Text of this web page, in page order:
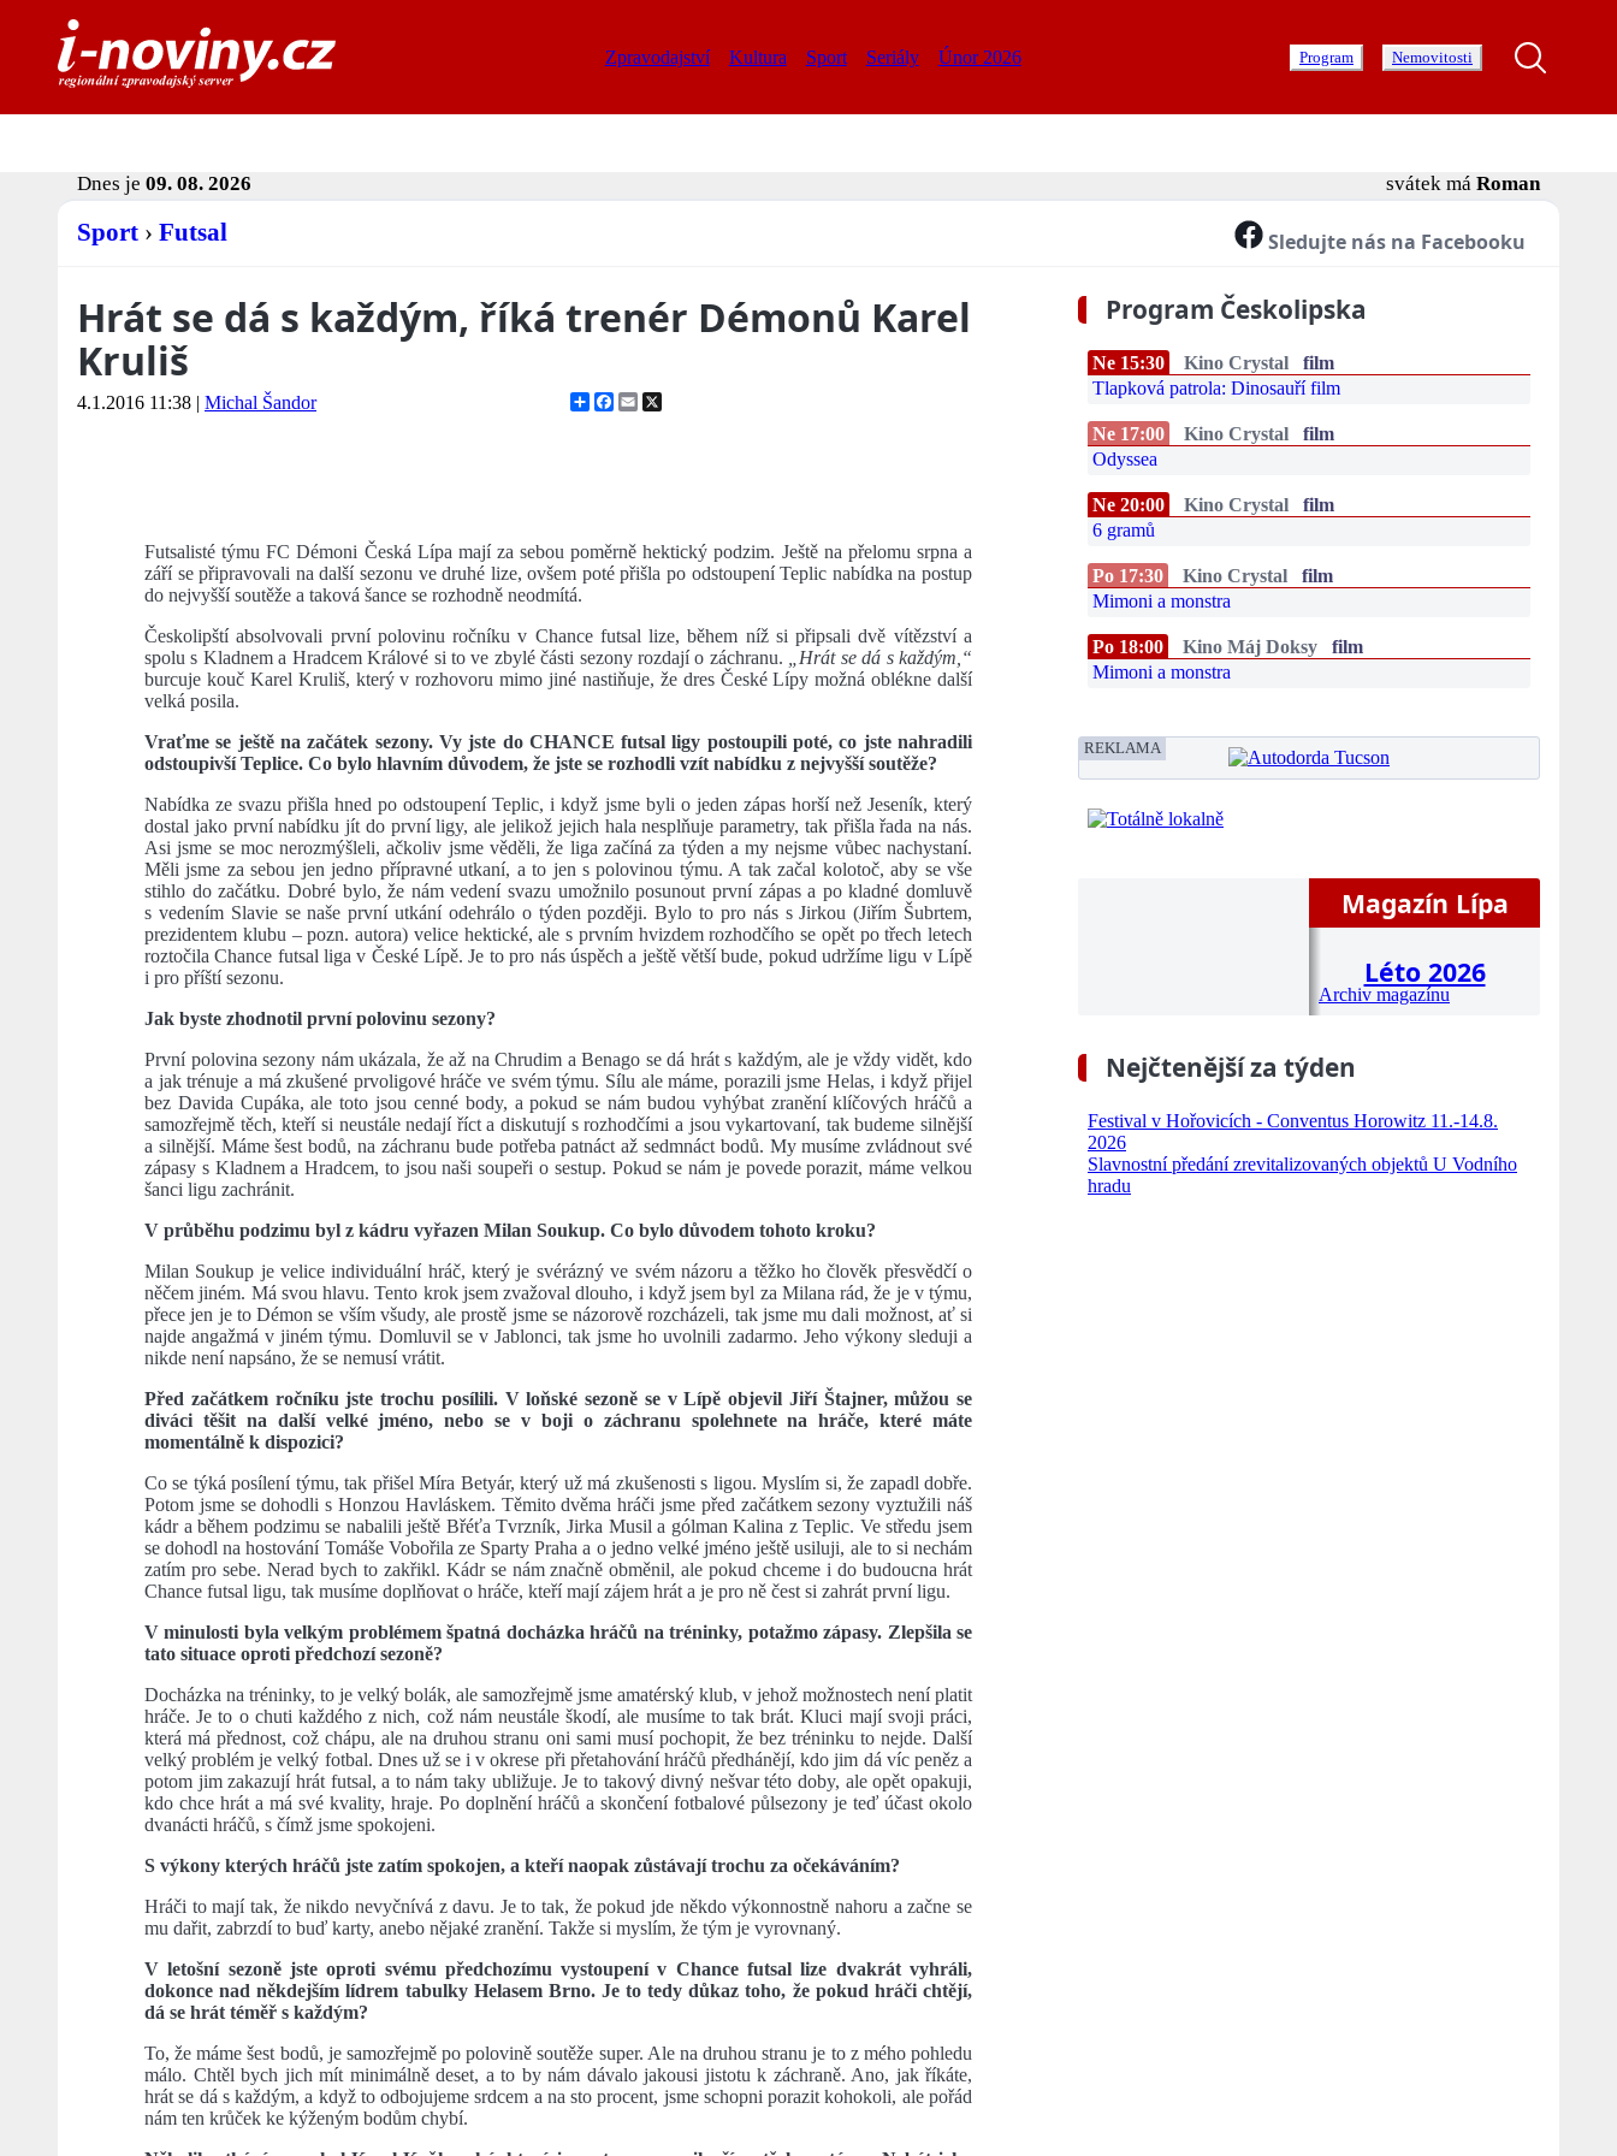
Zpravodajství Kultura Sport Seriály Únor 2026 Program Nemovitosti
Dnes je 09. 08. 2026 svátek má Roman
Sport › Futsal Sledujte nás na Facebooku
Hrát se dá s každým, říká trenér Démonů Karel
Kruliš
4.1.2016 11:38 | Michal Šandor ShareFacebook
Email
Futsalisté týmu FC Démoni Česká Lípa mají za sebou poměrně hektický podzim. Ještě na přelomu srpna a
září se připravovali na další sezonu ve druhé lize, ovšem poté přišla po odstoupení Teplic nabídka na postup
do nejvyšší soutěže a taková šance se rozhodně neodmítá.
Českolipští absolvovali první polovinu ročníku v Chance futsal lize, během níž si připsali dvě vítězství a
spolu s Kladnem a Hradcem Králové si to ve zbylé části sezony rozdají o záchranu. „Hrát se dá s každým,“
burcuje kouč Karel Kruliš, který v rozhovoru mimo jiné nastiňuje, že dres České Lípy možná oblékne další
velká posila.
Vraťme se ještě na začátek sezony. Vy jste do CHANCE futsal ligy postoupili poté, co jste nahradili
odstoupivší Teplice. Co bylo hlavním důvodem, že jste se rozhodli vzít nabídku z nejvyšší soutěže?
Nabídka ze svazu přišla hned po odstoupení Teplic, i když jsme byli o jeden zápas horší než Jeseník, který
dostal jako první nabídku jít do první ligy, ale jelikož jejich hala nesplňuje parametry, tak přišla řada na nás.
Asi jsme se moc nerozmýšleli, ačkoliv jsme věděli, že liga začíná za týden a my nejsme vůbec nachystaní.
Měli jsme za sebou jen jedno přípravné utkaní, a to jen s polovinou týmu. A tak začal kolotoč, aby se vše
stihlo do začátku. Dobré bylo, že nám vedení svazu umožnilo posunout první zápas a po kladné domluvě
s vedením Slavie se naše první utkání odehrálo o týden později. Bylo to pro nás s Jirkou (Jiřím Šubrtem,
prezidentem klubu – pozn. autora) velice hektické, ale s prvním hvizdem rozhodčího se opět po třech letech
roztočila Chance futsal liga v České Lípě. Je to pro nás úspěch a ještě větší bude, pokud udržíme ligu v Lípě
i pro příští sezonu.
Jak byste zhodnotil první polovinu sezony?
První polovina sezony nám ukázala, že až na Chrudim a Benago se dá hrát s každým, ale je vždy vidět, kdo
a jak trénuje a má zkušené prvoligové hráče ve svém týmu. Sílu ale máme, porazili jsme Helas, i když přijel
bez Davida Cupáka, ale toto jsou cenné body, a pokud se nám budou vyhýbat zranění klíčových hráčů a
samozřejmě těch, kteří si neustále nedají říct a diskutují s rozhodčími a jsou vykartovaní, tak budeme silnější
a silnější. Máme šest bodů, na záchranu bude potřeba patnáct až sedmnáct bodů. My musíme zvládnout své
zápasy s Kladnem a Hradcem, to jsou naši soupeři o sestup. Pokud se nám je povede porazit, máme velkou
šanci ligu zachránit.
V průběhu podzimu byl z kádru vyřazen Milan Soukup. Co bylo důvodem tohoto kroku?
Milan Soukup je velice individuální hráč, který je svérázný ve svém názoru a těžko ho člověk přesvědčí o
něčem jiném. Má svou hlavu. Tento krok jsem zvažoval dlouho, i když jsem byl za Milana rád, že je v týmu,
přece jen je to Démon se vším všudy, ale prostě jsme se názorově rozcházeli, tak jsme mu dali možnost, ať si
najde angažmá v jiném týmu. Domluvil se v Jablonci, tak jsme ho uvolnili zadarmo. Jeho výkony sleduji a
nikde není napsáno, že se nemusí vrátit.
Před začátkem ročníku jste trochu posílili. V loňské sezoně se v Lípě objevil Jiří Štajner, můžou se
diváci těšit na další velké jméno, nebo se v boji o záchranu spolehnete na hráče, které máte
momentálně k dispozici?
Co se týká posílení týmu, tak přišel Míra Betyár, který už má zkušenosti s ligou. Myslím si, že zapadl dobře.
Potom jsme se dohodli s Honzou Havláskem. Těmito dvěma hráči jsme před začátkem sezony vyztužili náš
kádr a během podzimu se nabalili ještě Břéťa Tvrzník, Jirka Musil a gólman Kalina z Teplic. Ve středu jsem
se dohodl na hostování Tomáše Vobořila ze Sparty Praha a o jedno velké jméno ještě usiluji, ale to si nechám
zatím pro sebe. Nerad bych to zakřikl. Kádr se nám značně obměnil, ale pokud chceme i do budoucna hrát
Chance futsal ligu, tak musíme doplňovat o hráče, kteří mají zájem hrát a je pro ně čest si zahrát první ligu.
V minulosti byla velkým problémem špatná docházka hráčů na tréninky, potažmo zápasy. Zlepšila se
tato situace oproti předchozí sezoně?
Docházka na tréninky, to je velký bolák, ale samozřejmě jsme amatérský klub, v jehož možnostech není platit
hráče. Je to o chuti každého z nich, což nám neustále škodí, ale musíme to tak brát. Kluci mají svoji práci,
která má přednost, což chápu, ale na druhou stranu oni sami musí pochopit, že bez tréninku to nejde. Další
velký problém je velký fotbal. Dnes už se i v okrese při přetahování hráčů předhánějí, kdo jim dá víc peněz a
potom jim zakazují hrát futsal, a to nám taky ubližuje. Je to takový divný nešvar této doby, ale opět opakuji,
kdo chce hrát a má své kvality, hraje. Po doplnění hráčů a skončení fotbalové půlsezony je teď účast okolo
dvanácti hráčů, s čímž jsme spokojeni.
S výkony kterých hráčů jste zatím spokojen, a kteří naopak zůstávají trochu za očekáváním?
Hráči to mají tak, že nikdo nevyčnívá z davu. Je to tak, že pokud jde někdo výkonnostně nahoru a začne se
mu dařit, zabrzdí to buď karty, anebo nějaké zranění. Takže si myslím, že tým je vyrovnaný.
V letošní sezoně jste oproti svému předchozímu vystoupení v Chance futsal lize dvakrát vyhráli,
dokonce nad někdejším lídrem tabulky Helasem Brno. Je to tedy důkaz toho, že pokud hráči chtějí,
dá se hrát téměř s každým?
To, že máme šest bodů, je samozřejmě po polovině soutěže super. Ale na druhou stranu je to z mého pohledu
málo. Chtěl bych jich mít minimálně deset, a to by nám dávalo jakousi jistotu k záchraně. Ano, jak říkáte,
hrát se dá s každým, a když to odbojujeme srdcem a na sto procent, jsme schopni porazit kohokoli, ale pořád
nám ten krůček ke kýženým bodům chybí.
Program Českolipska
Ne 15:30 Kino Crystal
film
Tlapková patrola: Dinosauří film
Ne 17:00 Kino Crystal
film
Odyssea
Ne 20:00 Kino Crystal
film
6 gramů
Po 17:30 Kino Crystal
film
Mimoni a monstra
Po 18:00 Kino Máj Doksy
film
Mimoni a monstra
REKLAMA
Magazín Lípa
Léto 2026
Archiv magazínu
Nejčtenější za týden
Festival v Hořovicích - Conventus Horowitz 11.-14.8.
2026
Slavnostní předání zrevitalizovaných objektů U Vodního
hradu